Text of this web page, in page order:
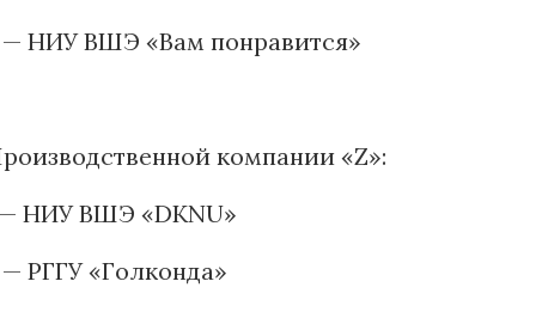
— НИУ ВШЭ «Вам понравится»
компании «Z»:
— НИУ ВШЭ «DKNU»
РГГУ «Голконда»